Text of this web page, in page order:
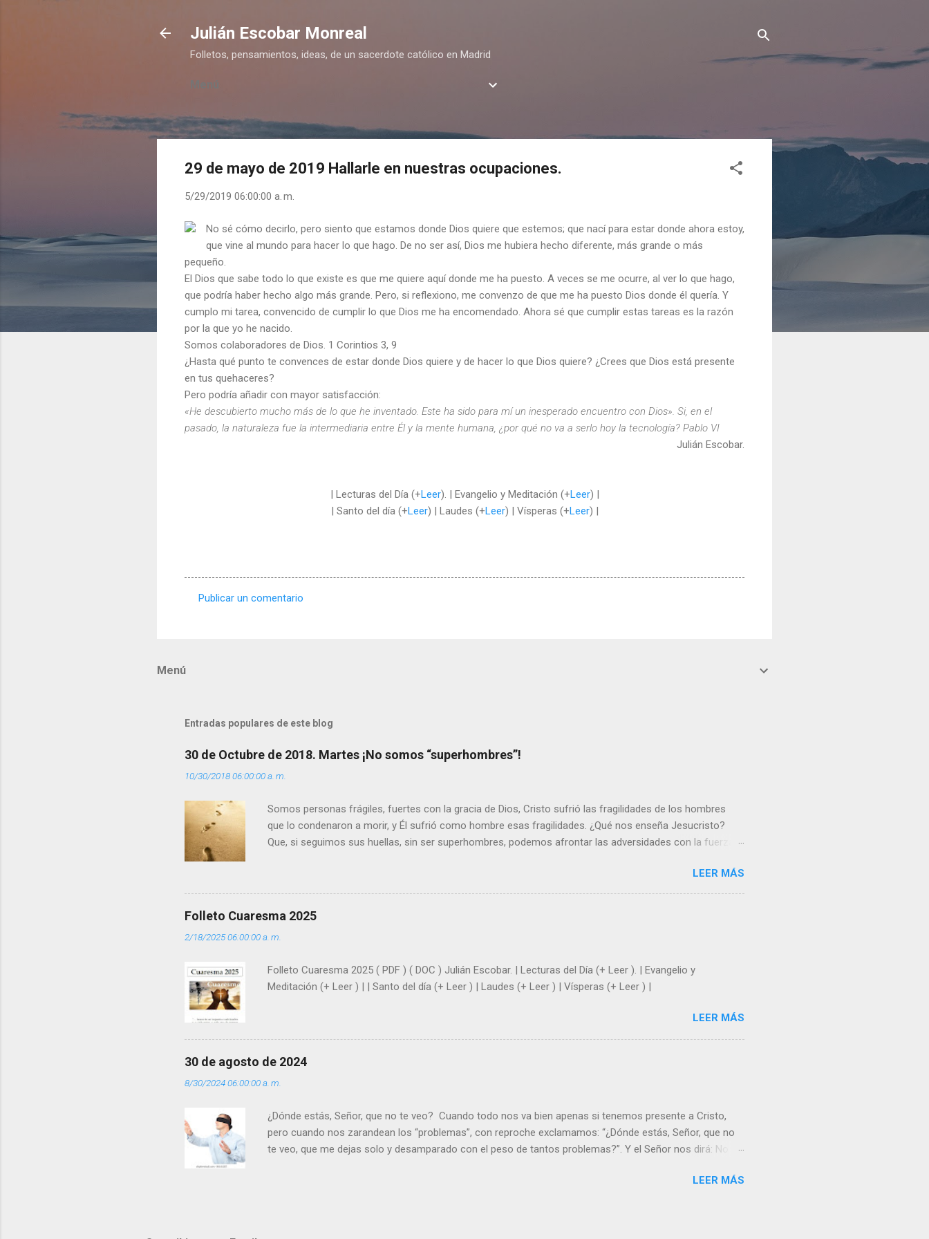
Julián Escobar Monreal
Folletos, pensamientos, ideas, de un sacerdote católico en Madrid
Menú
29 de mayo de 2019 Hallarle en nuestras ocupaciones.
5/29/2019 06:00:00 a. m.
No sé cómo decirlo, pero siento que estamos donde Dios quiere que estemos; que nací para estar donde ahora estoy,
que vine al mundo para hacer lo que hago. De no ser así, Dios me hubiera hecho diferente, más grande o más
pequeño.
El Dios que sabe todo lo que existe es que me quiere aquí donde me ha puesto. A veces se me ocurre, al ver lo que hago,
que podría haber hecho algo más grande. Pero, si reflexiono, me convenzo de que me ha puesto Dios donde él quería. Y
cumplo mi tarea, convencido de cumplir lo que Dios me ha encomendado. Ahora sé que cumplir estas tareas es la razón
por la que yo he nacido.
Somos colaboradores de Dios. 1 Corintios 3, 9
¿Hasta qué punto te convences de estar donde Dios quiere y de hacer lo que Dios quiere? ¿Crees que Dios está presente
en tus quehaceres?
Pero podría añadir con mayor satisfacción:
«He descubierto mucho más de lo que he inventado. Este ha sido para mí un inesperado encuentro con Dios». Si, en el
pasado, la naturaleza fue la intermediaria entre Él y la mente humana, ¿por qué no va a serlo hoy la tecnología? Pablo VI
Julián Escobar.
| Lecturas del Día (+Leer). | Evangelio y Meditación (+Leer) |
| Santo del día (+Leer) | Laudes (+Leer) | Vísperas (+Leer) |
a
Publicar un comentario
Menú
Entradas populares de este blog
30 de Octubre de 2018. Martes ¡No somos “superhombres”!
10/30/2018 06:00:00 a. m.
Somos personas frágiles, fuertes con la gracia de Dios, Cristo sufrió las fragilidades de los hombres
que lo condenaron a morir, y Él sufrió como hombre esas fragilidades. ¿Qué nos enseña Jesucristo?
Que, si seguimos sus huellas, sin ser superhombres, podemos afrontar las adversidades con la fuerza y
que los demás se sientan acompañados y protegidos por nosotros. “ Señor, soy un árbol sin frutos,
pero tú me das la savia para que al menos mis ramas y hojas den sombra en los días del sol abrasador
”. - ¿Te sientes super hombre? - ¿Superas tu fragilidad con la gracia de Dios? Julián Escobar. | Lecturas
(+ Leer ) |
LEER MÁS
Folleto Cuaresma 2025
2/18/2025 06:00:00 a. m.
Folleto Cuaresma 2025 ( PDF ) ( DOC ) Julián Escobar. | Lecturas del Día (+ Leer ). | Evangelio y
Meditación (+ Leer ) | | Santo del día (+ Leer ) | Laudes (+ Leer ) | Vísperas (+ Leer ) |
LEER MÁS
30 de agosto de 2024
8/30/2024 06:00:00 a. m.
¿Dónde estás, Señor, que no te veo? Cuando todo nos va bien apenas si tenemos presente a Cristo,
pero cuando nos zarandean los “problemas”, con reproche exclamamos: “¿Dónde estás, Señor, que no
te veo, que me dejas solo y desamparado con el peso de tantos problemas?”. Y el Señor nos dirá: No
porque lloras tus problemas y no gozas de la vida. ¿Cómo puedes creer que Yo dejo a nadie sólo con
LEER MÁS